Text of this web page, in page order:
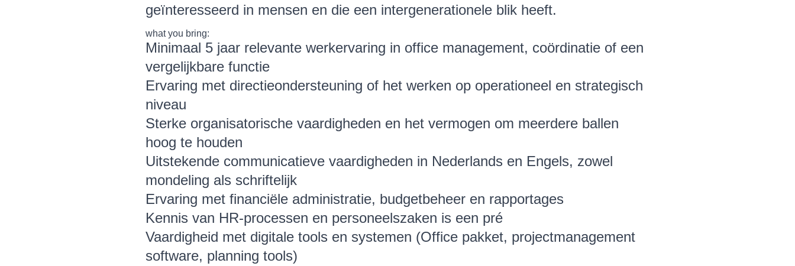
geïnteresseerd in mensen en die een intergenerationele blik heeft.
what you bring:
Minimaal 5 jaar relevante werkervaring in office management, coördinatie of een
vergelijkbare functie
Ervaring met directieondersteuning of het werken op operationeel en strategisch
niveau
Sterke organisatorische vaardigheden en het vermogen om meerdere ballen
hoog te houden
Uitstekende communicatieve vaardigheden in Nederlands en Engels, zowel
mondeling als schriftelijk
Ervaring met financiële administratie, budgetbeheer en rapportages
Kennis van HR-processen en personeelszaken is een pré
Vaardigheid met digitale tools en systemen (Office pakket, projectmanagement
software, planning tools)